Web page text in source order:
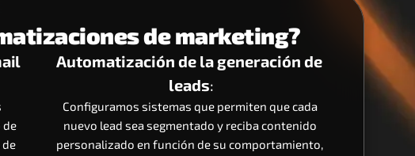
de marketing?
de
Automatización de la generación de
leads:
Configuramos sistemas que permiten que cada
nuevo lead sea segmentado y reciba contenido
personalizado en función de su comportamiento,